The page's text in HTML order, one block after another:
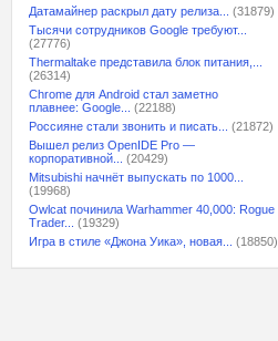
Датамайнер раскрыл дату релиза...
(31879)
Тысячи сотрудников Google требуют...
(27776)
Thermaltake представила блок питания,...
(26314)
Chrome для Android стал заметно
плавнее: Google...
(22188)
Россияне стали звонить и писать...
(21872)
Вышел релиз OpenIDE Pro —
корпоративной...
(20429)
Mitsubishi начнёт выпускать по 1000...
(19968)
Owlcat починила Warhammer 40,000: Rogue
Trader...
(19329)
Игра в стиле «Джона Уика», новая...
(18850)